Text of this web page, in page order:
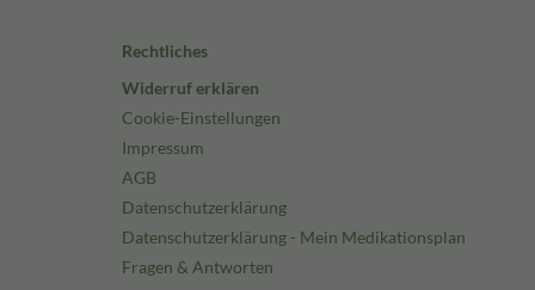
Rechtliches
Widerruf erklären
Cookie-Einstellungen
Impressum
AGB
Datenschutzerklärung
Datenschutzerklärung - Mein Medikationsplan
Fragen & Antworten